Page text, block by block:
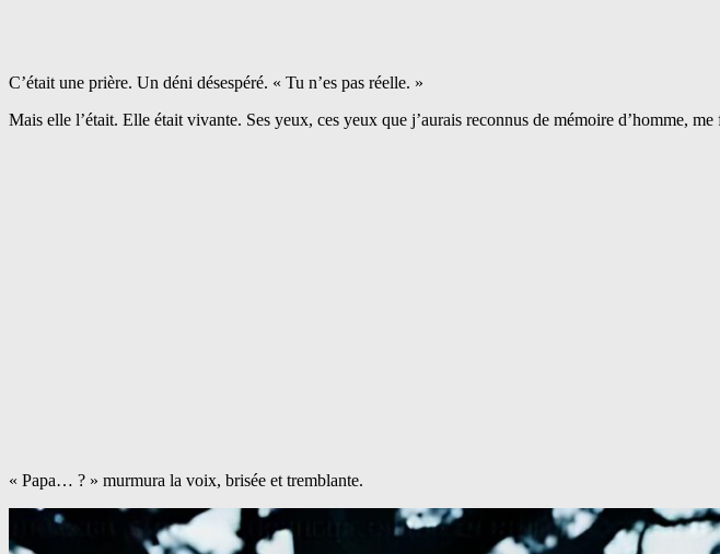
C’était une prière. Un déni désespéré. « Tu n’es pas réelle. »
Mais elle l’était. Elle était vivante. Ses yeux, ces yeux que j’aurais reconnus de mémoire d’homme,
« Papa… ? » murmura la voix, brisée et tremblante.